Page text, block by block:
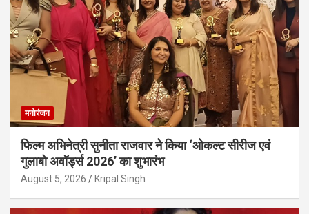
मनोरंजन
फिल्म अभिनेत्री सुनीता राजवार ने किया ‘ओकल्ट सीरीज एवं
गुलाबो अवॉर्ड्स 2026’ का शुभारंभ
August 5, 2026 Kripal Singh